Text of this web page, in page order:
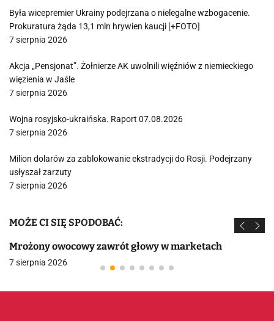
Była wicepremier Ukrainy podejrzana o nielegalne wzbogacenie.
Prokuratura żąda 13,1 mln hrywien kaucji [+FOTO]
7 sierpnia 2026
Akcja „Pensjonat”. Żołnierze AK uwolnili więźniów z niemieckiego
więzienia w Jaśle
7 sierpnia 2026
Wojna rosyjsko-ukraińska. Raport 07.08.2026
7 sierpnia 2026
Milion dolarów za zablokowanie ekstradycji do Rosji. Podejrzany
usłyszał zarzuty
7 sierpnia 2026
MOŻE CI SIĘ SPODOBAĆ:
Mrożony owocowy zawrót głowy w marketach
7 sierpnia 2026